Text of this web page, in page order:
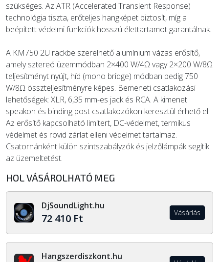
szükséges. Az ATR (Accelerated Transient Response)
technológia tiszta, erőteljes hangképet biztosít, míg a
beépített védelmi funkciók hosszú élettartamot garantálnak.
A KM750 2U rackbe szerelhető alumínium vázas erősítő,
amely sztereó üzemmódban 2×400 W/4Ω vagy 2×200 W/8Ω
teljesítményt nyújt, híd (mono bridge) módban pedig 750
W/8Ω összteljesítményre képes. Bemeneti csatlakozási
lehetőségek: XLR, 6,35 mm-es jack és RCA. A kimenet
speakon és binding post csatlakozókon keresztül érhető el.
Az erősítő kapcsolható limitert, DC-védelmet, termikus
védelmet és rövid zárlat elleni védelmet tartalmaz.
Csatornánként külön szintszabályzók és jelzőlámpák segítik
az üzemeltetést.
HOL VÁSÁROLHATÓ MEG
DjSoundLight.hu
72 410 Ft Vásárlás
Hangszerdiszkont.hu